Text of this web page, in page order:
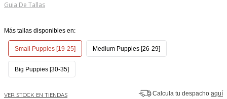
Guia De Tallas
Más tallas disponibles en:
Small Puppies [19-25] Medium Puppies [26-29]
Big Puppies [30-35]
VER STOCK EN TIENDAS Calcula tu despacho aquí